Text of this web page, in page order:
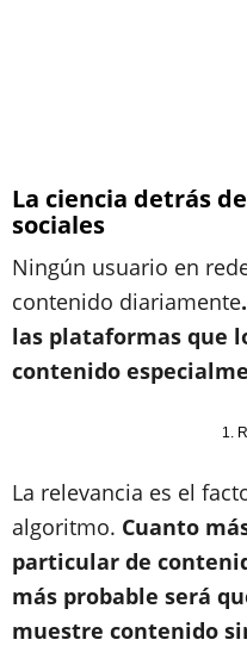
La ciencia detrás
sociales
Ningún usuario en
contenido diariamente
las plataformas que
contenido
1.
La relevancia es el
algoritmo. Cuanto
particular de
más probable será
muestre contenido